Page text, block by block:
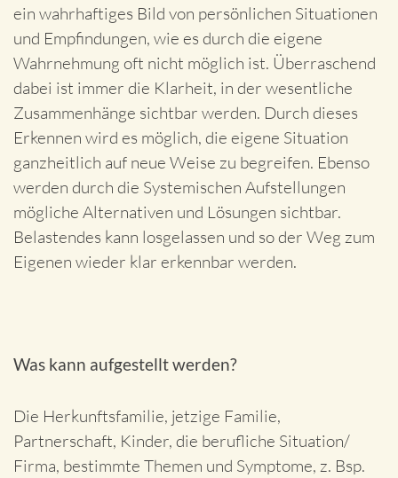
ein wahrhaftiges Bild von persönlichen Situationen
und Empfindungen, wie es durch die eigene
Wahrnehmung oft nicht möglich ist. Überraschend
dabei ist immer die Klarheit, in der wesentliche
Zusammenhänge sichtbar werden. Durch dieses
Erkennen wird es möglich, die eigene Situation
ganzheitlich auf neue Weise zu begreifen. Ebenso
werden durch die Systemischen Aufstellungen
mögliche Alternativen und Lösungen sichtbar.
Belastendes kann losgelassen und so der Weg zum
Eigenen wieder klar erkennbar werden.
Was kann aufgestellt werden?
Die Herkunftsfamilie, jetzige Familie,
Partnerschaft, Kinder, die berufliche Situation/
Firma, bestimmte Themen und Symptome, z. Bsp.